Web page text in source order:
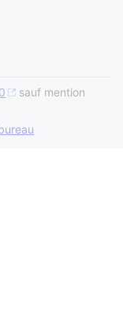
sauf mention